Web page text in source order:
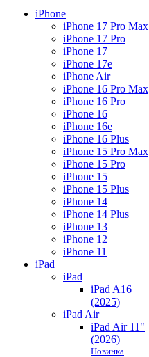
iPhone
iPhone 17 Pro Max
iPhone 17 Pro
iPhone 17
iPhone 17e
iPhone Air
iPhone 16 Pro Max
iPhone 16 Pro
iPhone 16
iPhone 16e
iPhone 16 Plus
iPhone 15 Pro Max
iPhone 15 Pro
iPhone 15
iPhone 15 Plus
iPhone 14
iPhone 14 Plus
iPhone 13
iPhone 12
iPhone 11
iPad
iPad
iPad A16
(2025)
iPad Air
iPad Air 11"
(2026)
Новинка